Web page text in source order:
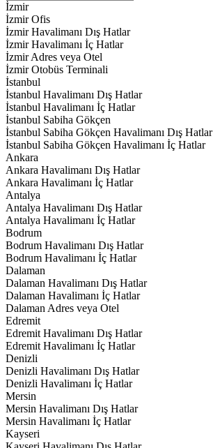
İzmir
İzmir Ofis
İzmir Havalimanı Dış Hatlar
İzmir Havalimanı İç Hatlar
İzmir Adres veya Otel
İzmir Otobüs Terminali
İstanbul
İstanbul Havalimanı Dış Hatlar
İstanbul Havalimanı İç Hatlar
İstanbul Sabiha Gökçen
İstanbul Sabiha Gökçen Havalimanı Dış Hatlar
İstanbul Sabiha Gökçen Havalimanı İç Hatlar
Ankara
Ankara Havalimanı Dış Hatlar
Ankara Havalimanı İç Hatlar
Antalya
Antalya Havalimanı Dış Hatlar
Antalya Havalimanı İç Hatlar
Bodrum
Bodrum Havalimanı Dış Hatlar
Bodrum Havalimanı İç Hatlar
Dalaman
Dalaman Havalimanı Dış Hatlar
Dalaman Havalimanı İç Hatlar
Dalaman Adres veya Otel
Edremit
Edremit Havalimanı Dış Hatlar
Edremit Havalimanı İç Hatlar
Denizli
Denizli Havalimanı Dış Hatlar
Denizli Havalimanı İç Hatlar
Mersin
Mersin Havalimanı Dış Hatlar
Mersin Havalimanı İç Hatlar
Kayseri